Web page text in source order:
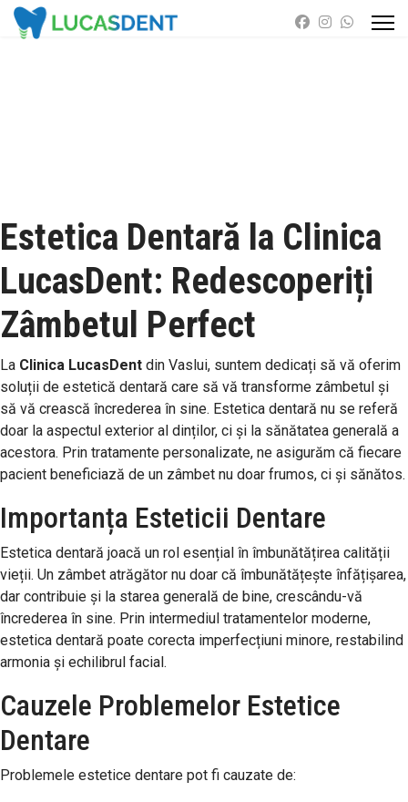
Estetica Dentară la Clinica
LucasDent: Redescoperiți
Zâmbetul Perfect
La Clinica LucasDent din Vaslui, suntem dedicați să vă oferim
soluții de estetică dentară care să vă transforme zâmbetul și
să vă crească încrederea în sine. Estetica dentară nu se referă
doar la aspectul exterior al dinților, ci și la sănătatea generală a
acestora. Prin tratamente personalizate, ne asigurăm că fiecare
pacient beneficiază de un zâmbet nu doar frumos, ci și sănătos.
Importanța Esteticii Dentare
Estetica dentară joacă un rol esențial în îmbunătățirea calității
vieții. Un zâmbet atrăgător nu doar că îmbunătățește înfățișarea,
dar contribuie și la starea generală de bine, crescându-vă
încrederea în sine. Prin intermediul tratamentelor moderne,
estetica dentară poate corecta imperfecțiuni minore, restabilind
armonia și echilibrul facial.
Cauzele Problemelor Estetice
Dentare
Problemele estetice dentare pot fi cauzate de: